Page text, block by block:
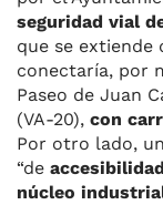
seguridad vial
que se extiende
conectaría, por
Paseo de Juan
(VA-20), con
Por otro lado,
“de
núcleo